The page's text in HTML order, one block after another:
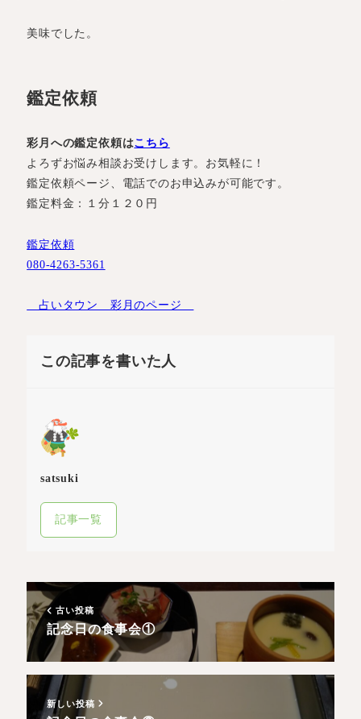
美味でした。
鑑定依頼
彩月への鑑定依頼はこちら
よろずお悩み相談お受けします。お気軽に！
鑑定依頼ページ、電話でのお申込みが可能です。
鑑定料金：１分１２０円
鑑定依頼
080-4263-5361
占いタウン 彩月のページ
この記事を書いた人
satsuki
記事一覧
古い投稿
記念日の食事会①
新しい投稿